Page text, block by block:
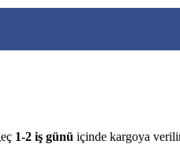
1-2 iş günü içinde kargoya